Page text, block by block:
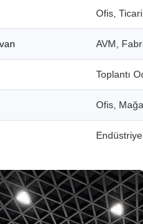
Ofis,
AVM,
Toplantı
Ofis,